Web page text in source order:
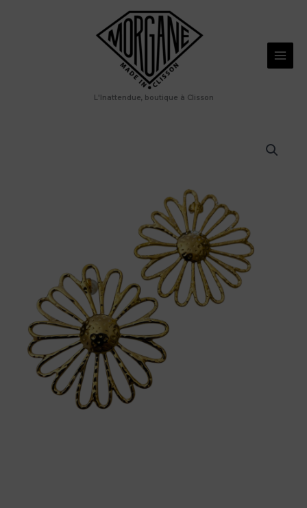
L'Inattendue, boutique à Clisson